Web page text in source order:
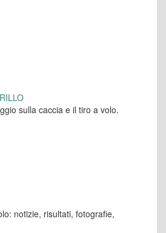
sulla caccia e il tiro a volo.
notizie, risultati, fotografie,